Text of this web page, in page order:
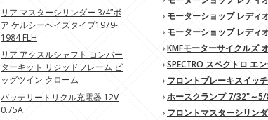
› モーターショップ レディ
› モーターショップ レディ
›KMFモーターサイクルズ
›SPECTRO スペクトロ エ
› フロントブレーキスイッ
›ホースクランプ 7/32"～5/
› フロントマスターシリン
リア マスターシリンダー 3/4”ボ
ア ケルシーヘイズタイプ1979-
1984 FLH
リア アクスルシャフト コンバー
ターキット リジッドフレーム ビ
ッグツイン クローム
バッテリートリクル充電器 12V
0.75A